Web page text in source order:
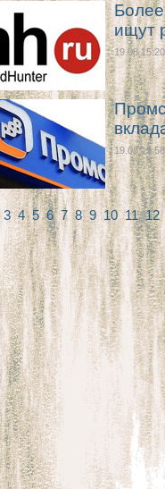
ищут
19.08 15:20
19.08 13:58
3456789101112